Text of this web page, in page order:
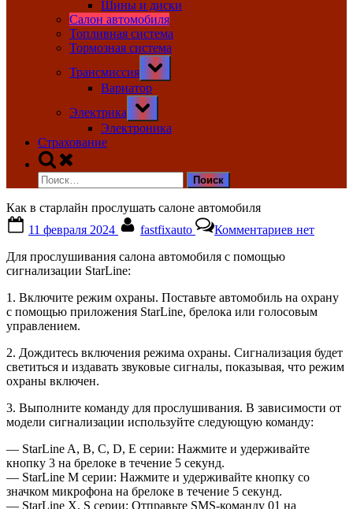
Шины и диски
Салон автомобиля
Топливная система
Тормозная система
Трансмиссия
Toggle
sub-
menu
Вариатор
Электрика
Toggle
sub-
menu
Электроника
Страхование
Toggle
search
form
Найти:
Как в старлайн прослушать салоне автомобиля
on
11 февраля 2024 fastfixauto Комментариевзаписи
салоне
нет
Для прослушивания салона автомобиля с помощью
сигнализации StarLine:
1. Включите режим охраны. Поставьте автомобиль на охрану
с помощью приложения StarLine, брелока или голосовым
управлением.
2. Дождитесь включения режима охраны. Сигнализация будет
светиться и издавать звуковые сигналы, показывая, что режим
охраны включен.
3. Выполните команду для прослушивания. В зависимости от
модели сигнализации используйте следующую команду:
— StarLine A, B, C, D, E серии: Нажмите и удерживайте
кнопку 3 на брелоке в течение 5 секунд.
— StarLine M серии: Нажмите и удерживайте кнопку со
значком микрофона на брелоке в течение 5 секунд.
— StarLine X, S серии: Отправьте SMS-команду 01 на